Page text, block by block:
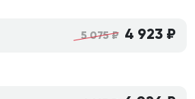
5 075 ₽ 4 923 ₽